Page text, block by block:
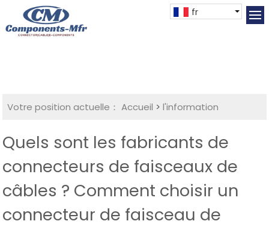
fr
Votre position actuelle： Accueil >l'information
Quels sont les fabricants de
connecteurs de faisceaux de
câbles ? Comment choisir un
connecteur de faisceau de